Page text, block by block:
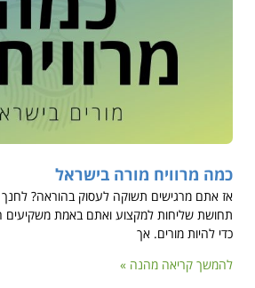
כמה מרוויח מורה בישראל
אז אתם מרגישים תשוקה לעסוק בהוראה?
תחושת שליחות למקצוע ואתם באמת משקיעים
כדי להיות מורים. אך
להמשך קריאה מהנה »